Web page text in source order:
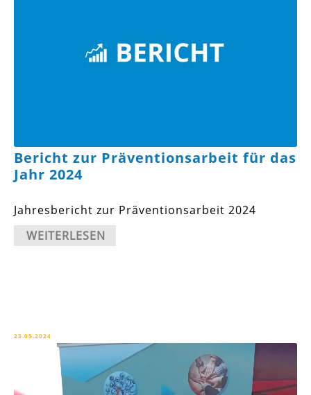
Bericht zur Präventionsarbeit für das
Jahr 2024
Jahresbericht zur Präventionsarbeit 2024
WEITERLESEN
23.05.2024